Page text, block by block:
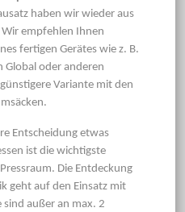
haben wir wieder aus
empfehlen Ihnen
fertigen Gerätes wie z. B.
Global oder anderen
Variante mit den
Entscheidung etwas
ist die wichtigste
Die Entdeckung
geht auf den Einsatz mit
sind außer an max. 2